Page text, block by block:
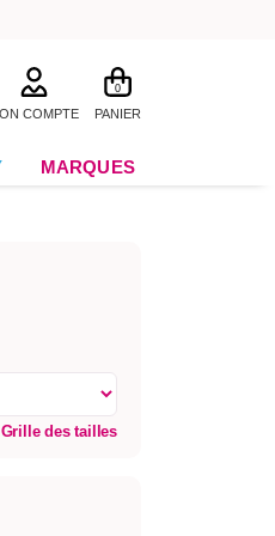
COMPTE
0
PANIER
MARQUES
des tailles